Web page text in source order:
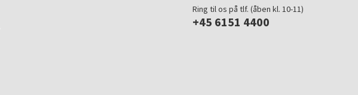
Ring til os på tlf. (åben kl. 10-11)
+45 6151 4400